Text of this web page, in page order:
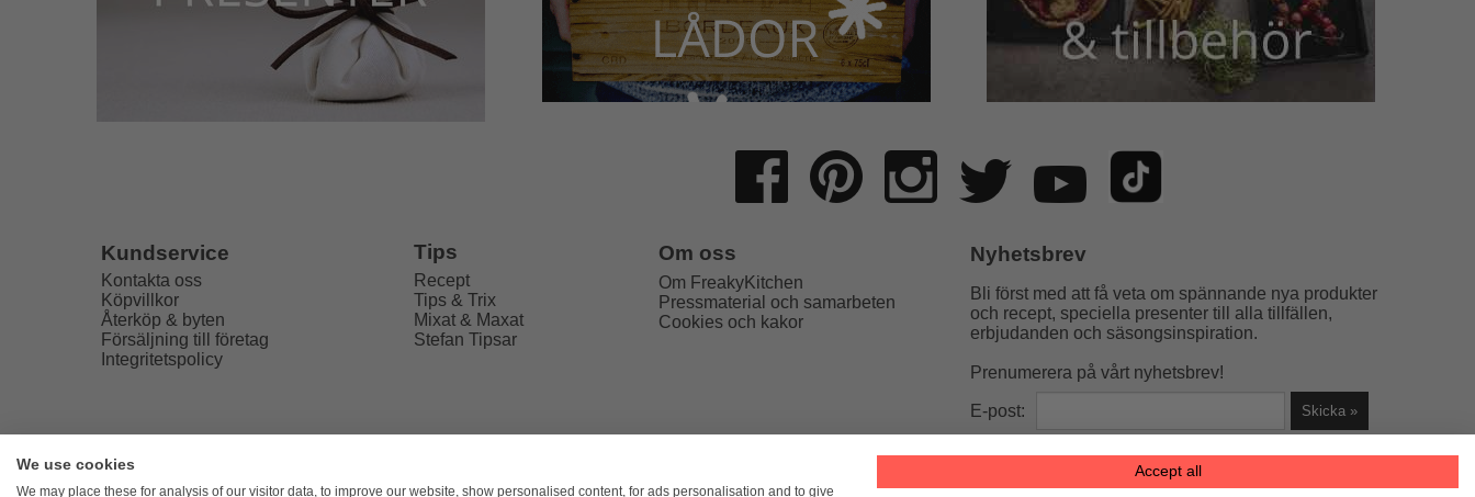
Kundservice
Kontakta oss
Köpvillkor
Återköp & byten
Försäljning till företag
Integritetspolicy
Tips
Recept
Tips & Trix
Mixat & Maxat
Stefan Tipsar
Om oss
Om FreakyKitchen
Pressmaterial och samarbeten
Cookies och kakor
Nyhetsbrev
Bli först med att få veta om spännande nya produkter
och recept, speciella presenter till alla tillfällen,
erbjudanden och säsongsinspiration.
Prenumerera på vårt nyhetsbrev!
E-post:
FreakyKitchen hello@freakykitchen.se Telefon: 076-217 78 58 (mejla helst)
We use cookies
We may place these for analysis of our visitor data, to improve our website, show personalised content, for ads personalisation and to give
Accept all